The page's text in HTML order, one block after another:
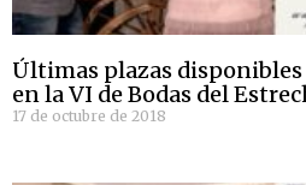
Últimas plazas
en la VI de Bodas del
17 de octubre de 2018